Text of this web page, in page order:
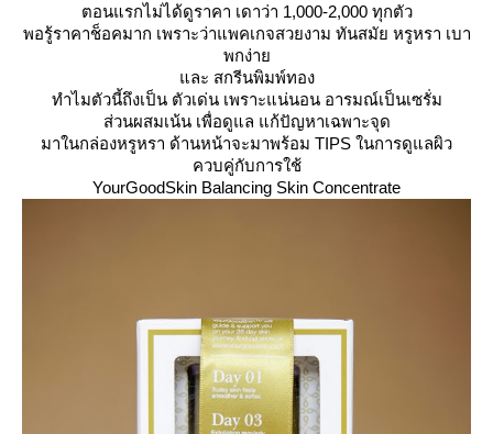
ตอนแรกไม่ได้ดูราคา เดาว่า 1,000-2,000 ทุกตัว
พอรู้ราคาช็อคมาก เพราะว่าแพคเกจสวยงาม ทันสมัย หรูหรา เบา
พกง่า
ละ สกรีนพิมพ์ทอง
ทำไมตัวนี้ถึงเป็น ตัวเด่น เพราะแน่นอน อารมณ์เป็นเซรั่ม
ส่วนผสมเน้น เพื่อดูแล แก้ปัญหาเฉพาะจุด
มาในกล่องหรูหรา ด้านหน้าจะมาพร้อม TIPS ในการดูแลผิว
ควบคู่กับการใช้
YourGoodSkin Balancing Skin Concentrate